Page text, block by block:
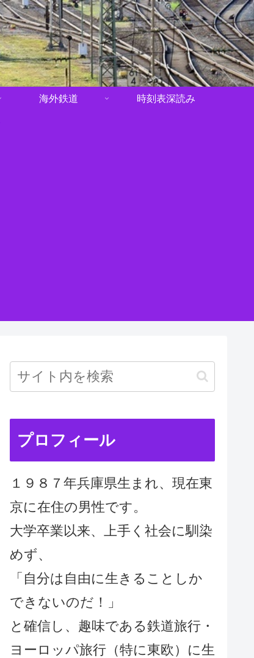
海外鉄道 時刻表深読み
プロフィール
１９８７年兵庫県生まれ、現在東
京に在住の男性です。
大学卒業以来、上手く社会に馴染
めず、
「自分は自由に生きることしか
できないのだ！」
と確信し、趣味である鉄道旅行・
ヨーロッパ旅行（特に東欧）に生